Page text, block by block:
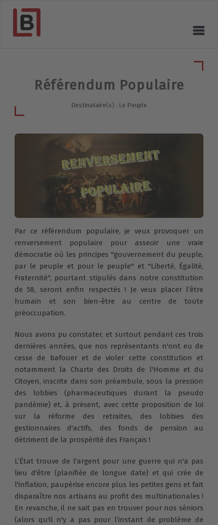
Référendum Populaire
Destinataire(s) : Le Peuple
Par ce référendum populaire, je veux provoquer un
renversement populaire pour asseoir une vraie
démocratie où les principes "gouvernement du peuple,
par le peuple et pour le peuple" et "Liberté, Égalité,
Fraternité", pourtant stipulés dans notre constitution
de 58, seront enfin respectés ! Je veux placer l’être
humain et son bien-être au centre de toute
préoccupation.
Nous avons pu constater, et surtout pendant ces trois
dernières années, que nos représentants n'ont eu de
cesse de bafouer et de violer cette constitution et
notamment la Charte des Droits de l'Homme et du
Citoyen, inscrite dans son préambule, sous la pression
des lobbies (pharmaceutiques durant la pseudo
pandémie) et, à présent, avec cette proposition de loi
sur la réforme des retraites, des lobbies des
gestionnaires d'actifs, des fonds de pension au
détriment de la prospérité des Français !
L’État trouve de l'argent pour une guerre qui n'a pas
lieu d'être (planifiée de longue date) et qui crée de
l'inflation, paupérise encore plus les petites gens et fait
disparaître nos artisans au profit des multinationales !
En revanche, il ne sait pas en trouver pour nos séniors
(alors qu'il n'y a pas pour l’instant de problème de